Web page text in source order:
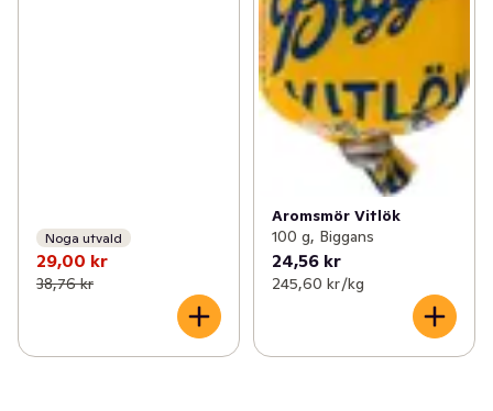
Noga utvald
29,00 kr
38,76 kr
Aromsmör Vitlök
100 g, Biggans
24,56 kr
245,60 kr /kg